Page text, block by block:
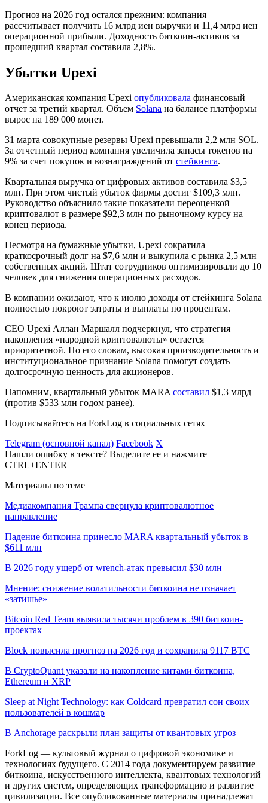
Прогноз на 2026 год остался прежним: компания
рассчитывает получить 16 млрд иен выручки и 11,4 млрд иен
операционной прибыли. Доходность биткоин-активов за
прошедший квартал составила 2,8%.
Убытки Upexi
Американская компания Upexi опубликовала финансовый
отчет за третий квартал. Объем Solana на балансе платформы
вырос на 189 000 монет.
31 марта совокупные резервы Upexi превышали 2,2 млн SOL.
За отчетный период компания увеличила запасы токенов на
9% за счет покупок и вознаграждений от стейкинга.
Квартальная выручка от цифровых активов составила $3,5
млн. При этом чистый убыток фирмы достиг $109,3 млн.
Руководство объяснило такие показатели переоценкой
криптовалют в размере $92,3 млн по рыночному курсу на
конец периода.
Несмотря на бумажные убытки, Upexi сократила
краткосрочный долг на $7,6 млн и выкупила с рынка 2,5 млн
собственных акций. Штат сотрудников оптимизировали до 10
человек для снижения операционных расходов.
В компании ожидают, что к июлю доходы от стейкинга Solana
полностью покроют затраты и выплаты по процентам.
CEO Upexi Аллан Маршалл подчеркнул, что стратегия
накопления «народной криптовалюты» остается
приоритетной. По его словам, высокая производительность и
институциональное признание Solana помогут создать
долгосрочную ценность для акционеров.
Напомним, квартальный убыток MARA составил $1,3 млрд
(против $533 млн годом ранее).
Подписывайтесь на ForkLog в социальных сетях
Telegram (основной канал) Facebook X
Нашли ошибку в тексте? Выделите ее и нажмите
CTRL+ENTER
Материалы по теме
Медиакомпания Трампа свернула криптовалютное
направление
Падение биткоина принесло MARA квартальный убыток в
$611 млн
В 2026 году ущерб от wrench-атак превысил $30 млн
Мнение: снижение волатильности биткоина не означает
«затишье»
Bitcoin Red Team выявила тысячи проблем в 390 биткоин-
проектах
Block повысила прогноз на 2026 год и сохранила 9117 BTC
В CryptoQuant указали на накопление китами биткоина,
Ethereum и XRP
Sleep at Night Technology: как Coldcard превратил сон своих
пользователей в кошмар
В Anchorage раскрыли план защиты от квантовых угроз
ForkLog — культовый журнал о цифровой экономике и
технологиях будущего. С 2014 года документируем развитие
биткоина, искусственного интеллекта, квантовых технологий
и других систем, определяющих трансформацию и развитие
цивилизации. Все опубликованные материалы принадлежат